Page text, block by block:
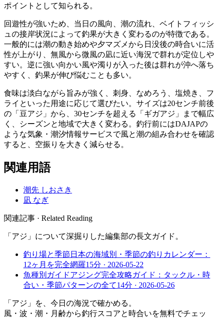
ポイントとして知られる。
回遊性が強いため、当日の風向、潮の流れ、ベイトフィッシ
ュの接岸状況によって釣果が大きく変わるのが特徴である。
一般的には潮の動き始めや夕マズメから日没後の時合いに活
性が上がり、無風から微風の凪に近い海況で群れが定位しや
すい。逆に強い向かい風や濁りが入った後は群れが沖へ落ち
やすく、釣果が伸び悩むことも多い。
食味は淡白ながら旨みが強く、刺身、なめろう、塩焼き、フ
ライといった用途に応じて選びたい。サイズは20センチ前後
の「豆アジ」から、30センチを超える「ギガアジ」まで幅広
く、シーズンと地域で大きく変わる。釣行前にはDAJAPの
ような気象・潮汐情報サービスで風と潮の組み合わせを確認
すると、空振りを大きく減らせる。
関連用語
潮先 しおさき
凪 なぎ
関連記事 · Related Reading
「 アジ 」について深掘りした編集部の長文ガイド。
釣り場と季節 日本の海域別・季節の釣りカレンダー：
12ヶ月を完全網羅15分 · 2026-05-22
魚種別ガイドアジング完全攻略ガイド：タックル・時
合い・季節パターンの全て14分 · 2026-05-26
「 アジ 」を、今日の海況で確かめる。
風・波・潮・月齢から釣行スコアと時合いを無料でチェッ